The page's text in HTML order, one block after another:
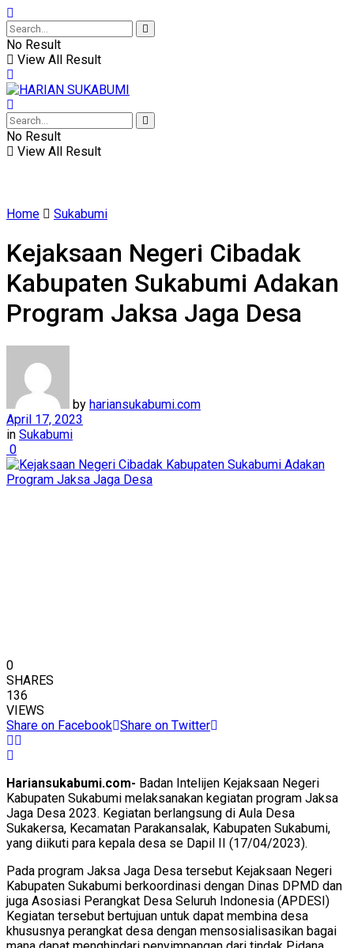
No Result
View All Result
No Result
View All Result
Home Sukabumi
Kejaksaan Negeri Cibadak
Kabupaten Sukabumi Adakan
Program Jaksa Jaga Desa
by hariansukabumi.com
April 17, 2023
in Sukabumi
0
0
SHARES
136
VIEWS
Share on Facebook Share on Twitter
Hariansukabumi.com- Badan Intelijen Kejaksaan Negeri
Kabupaten Sukabumi melaksanakan kegiatan program Jaksa
Jaga Desa 2023. Kegiatan berlangsung di Aula Desa
Sukakersa, Kecamatan Parakansalak, Kabupaten Sukabumi,
yang diikuti para kepala desa se Dapil II (17/04/2023).
Pada program Jaksa Jaga Desa tersebut Kejaksaan Negeri
Kabupaten Sukabumi berkoordinasi dengan Dinas DPMD dan
juga Asosiasi Perangkat Desa Seluruh Indonesia (APDESI)
Kegiatan tersebut bertujuan untuk dapat membina desa
khususnya perangkat desa dengan mensosialisasikan bagai